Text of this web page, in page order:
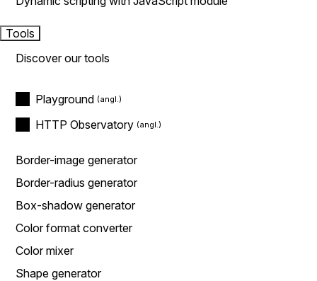
Tools
Discover our tools
Playground
HTTP Observatory
Border-image generator
Border-radius generator
Box-shadow generator
Color format converter
Color mixer
Shape generator